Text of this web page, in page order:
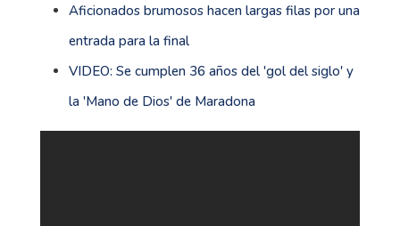
Aficionados brumosos hacen largas filas por una
entrada para la final
VIDEO: Se cumplen 36 años del 'gol del siglo' y
la 'Mano de Dios' de Maradona